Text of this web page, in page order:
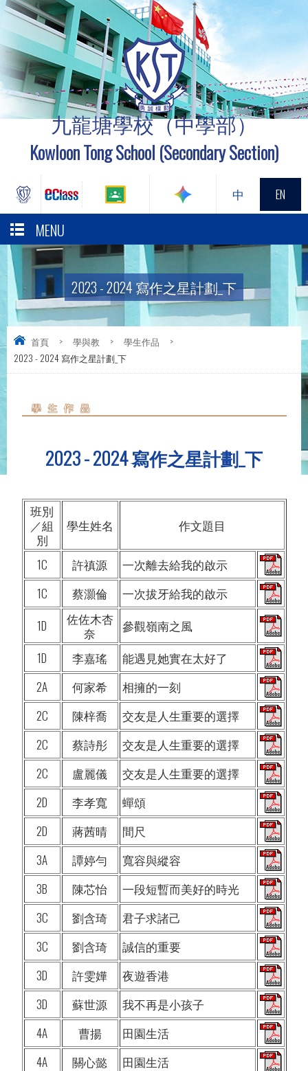
九龍塘學校（中學部）
Kowloon Tong School (Secondary Section)
中 EN
MENU
2023 - 2024 寫作之星計劃_下
首頁 > 學與教 > 學生作品
>
2023 - 2024 寫作之星計劃_下
2023 - 2024 寫作之星計劃_下
班別
／組
別
學生姓名 作文題目
1C 許禛源
一次離去給我的啟示
1C
蔡灝倫
一次拔牙給我的啟示
1D
佐佐木杏
奈
參觀嶺南之風
1D
李嘉瑤
能遇見她實在太好了
2A
何家希
相擁的一刻
2C
陳梓喬
交友是人生重要的選擇
2C
蔡詩彤
交友是人生重要的選擇
2C
盧麗儀
交友是人生重要的選擇
2D
李孝寬
蟬頌
2D
蔣茜晴
間尺
3A
譚婷勻
寬容與縱容
3B
陳芯怡
一段短暫而美好的時光
3C
劉含琦
君子求諸己
3C
劉含琦
誠信的重要
3D
許雯嬅
夜遊香港
3D
蘇世源
我不再是小孩子
4A
曹揚
田園生活
4A
關心懿
田園生活